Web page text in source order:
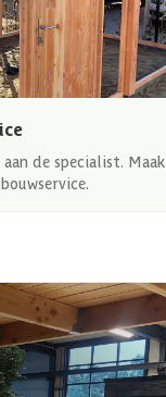
de specialist. Maak